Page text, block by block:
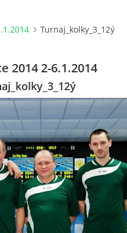
Turnaj_kolky_3_12ý
2014 2-6.1.2014